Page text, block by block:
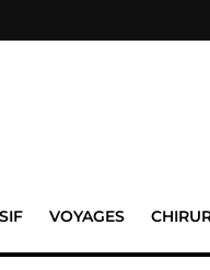
VOYAGES